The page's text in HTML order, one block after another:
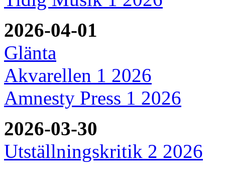
2026-04-01
Glänta
Akvarellen 1 2026
Amnesty Press 1 2026
2026-03-30
Utställningskritik 2 2026